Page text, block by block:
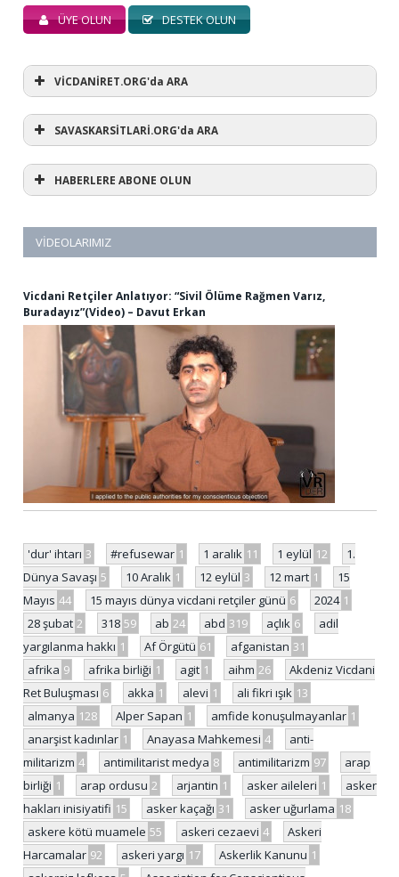
ÜYE OLUN DESTEK OLUN
VİCDANİRET.ORG'da ARA
SAVASKARSİTLARİ.ORG'da ARA
HABERLERE ABONE OLUN
VIDEOLARIMIZ
Vicdani Retçiler Anlatıyor: “Sivil Ölüme Rağmen Varız,
Buradayız”(Video) – Davut Erkan
'dur' ihtarı 3 #refusewar 1 1 aralık 11 1 eylül 12
1.
Dünya Savaşı 5 10 Aralık 1 12 eylül 3 12 mart 1
15
Mayıs 44 15 mayıs dünya vicdani retçiler günü 6 2024 1
28 şubat 2 318 59 ab 24 abd 319 açlık 6
adil
yargılanma hakkı 1 Af Örgütü 61 afganistan 31
afrika 9 afrika birliği 1 agit 1 aihm 26
Akdeniz Vicdani
Ret Buluşması 6 akka 1 alevi 1 ali fikri ışık 13
almanya 128 Alper Sapan 1 amfide konuşulmayanlar 1
anarşist kadınlar 1 Anayasa Mahkemesi 4
anti-
militarizm 4 antimilitarist medya 8 antimilitarizm 97
arap
birliği 1 arap ordusu 2 arjantin 1 asker aileleri 1
asker
hakları inisiyatifi 15 asker kaçağı 31 asker uğurlama 18
askere kötü muamele 55 askeri cezaevi 4
Askeri
Harcamalar 92 askeri yargı 17 Askerlik Kanunu 1